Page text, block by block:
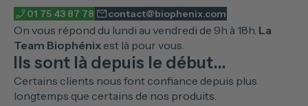
01 75 43 87 78 contact@biophenix.com
On vous répond du lundi au vendredi de 9h à 18h. La
Team Biophénix est là pour vous.
Ils sont là depuis le début...
Certains clients nous font confiance depuis plus
longtemps que certains de nos produits.